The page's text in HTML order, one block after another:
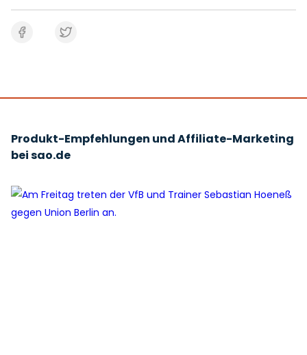
Produkt-Empfehlungen und Affiliate-Marketing
bei sao.de